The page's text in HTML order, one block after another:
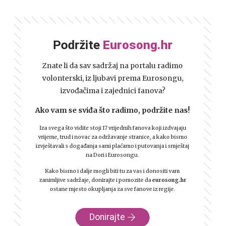
Podržite Eurosong.hr
Znate li da sav sadržaj na portalu radimo
volonterski, iz ljubavi prema Eurosongu,
izvođačima i zajednici fanova?
Ako vam se sviđa što radimo, podržite nas!
Iza svega što vidite stoji 17 vrijednih fanova koji izdvajaju
vrijeme, trud i novac za održavanje stranice, a kako bismo
izvještavali s događanja sami plaćamo i putovanja i smještaj
na Dori i Eurosongu.
Kako bismo i dalje mogli biti tu za vas i donositi vam
zanimljive sadržaje, donirajte i pomozite da eurosong.hr
ostane mjesto okupljanja za sve fanove iz regije.
Donirajte